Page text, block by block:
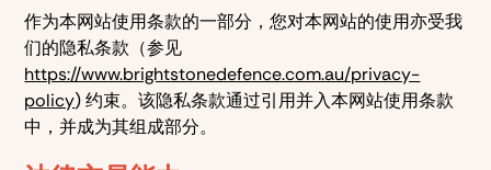
作为本网站使用条款的一部分，您对本网站的使用亦受我
们的隐私条款（参见
https://www.brightstonedefence.com.au/privacy-
policy) 约束。该隐私条款通过引用并入本网站使用条款
中，并成为其组成部分。